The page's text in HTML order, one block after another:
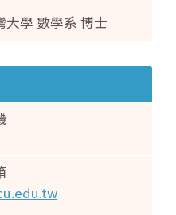
大學 數學系 博士